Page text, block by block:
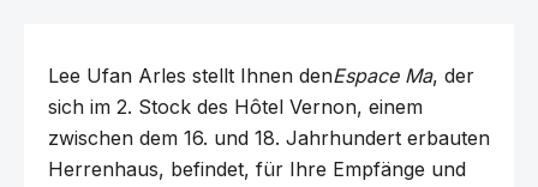
Lee Ufan Arles stellt Ihnen denEspace Ma, der
sich im 2. Stock des Hôtel Vernon, einem
zwischen dem 16. und 18. Jahrhundert erbauten
Herrenhaus, befindet, für Ihre Empfänge und